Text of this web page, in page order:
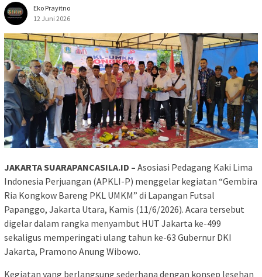
Eko Prayitno
12 Juni 2026
JAKARTA SUARAPANCASILA.ID – Asosiasi Pedagang Kaki Lima
Indonesia Perjuangan (APKLI-P) menggelar kegiatan “Gembira
Ria Kongkow Bareng PKL UMKM” di Lapangan Futsal
Papanggo, Jakarta Utara, Kamis (11/6/2026). Acara tersebut
digelar dalam rangka menyambut HUT Jakarta ke-499
sekaligus memperingati ulang tahun ke-63 Gubernur DKI
Jakarta, Pramono Anung Wibowo.
Kegiatan yang berlangsung sederhana dengan konsep lesehan